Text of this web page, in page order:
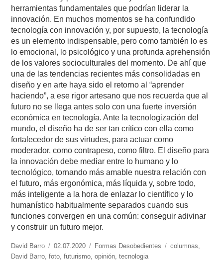
herramientas fundamentales que podrían liderar la
innovación. En muchos momentos se ha confundido
tecnología con innovación y, por supuesto, la tecnología
es un elemento indispensable, pero como también lo es
lo emocional, lo psicológico y una profunda aprehensión
de los valores socioculturales del momento. De ahí que
una de las tendencias recientes más consolidadas en
diseño y en arte haya sido el retorno al “aprender
haciendo”, a ese rigor artesano que nos recuerda que al
futuro no se llega antes solo con una fuerte inversión
económica en tecnología. Ante la tecnologización del
mundo, el diseño ha de ser tan crítico con ella como
fortalecedor de sus virtudes, para actuar como
moderador, como contrapeso, como filtro. El diseño para
la innovación debe mediar entre lo humano y lo
tecnológico, tornando más amable nuestra relación con
el futuro, más ergonómica, más líquida y, sobre todo,
más inteligente a la hora de enlazar lo científico y lo
humanístico habitualmente separados cuando sus
funciones convergen en una común: conseguir adivinar
y construir un futuro mejor.
https://www.experimenta.es/author/david-
barro/
David Barro
Publicado
el
02.07.2020 Categorías
Formas Desobedientes Etiquetas
columnas
David Barro ,foto ,futurismo ,opinión ,tecnologia